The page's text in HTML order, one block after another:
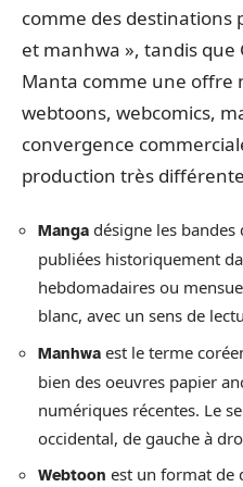
comme des destinations
et manhwa », tandis que
Manta comme une offre
webtoons, webcomics,
convergence
production très
Manga désigne les bandes
publiées historiquement
hebdomadaires ou
blanc, avec un sens de
Manhwa est le terme
bien des oeuvres papier
numériques récentes. Le
occidental, de gauche à
Webtoon est un format de